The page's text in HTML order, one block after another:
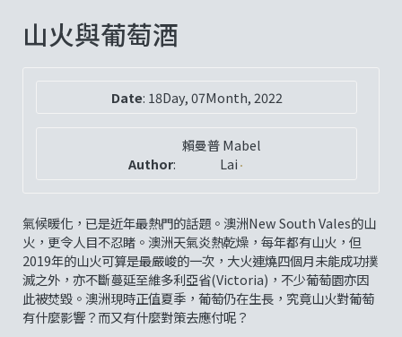
山火與葡萄酒
Date: 18Day, 07Month, 2022
Author:
賴曼普 Mabel
Lai
氣候暖化，已是近年最熱門的話題。澳洲New South Vales的山
火，更令人目不忍睹。澳洲天氣炎熱乾燥，每年都有山火，但
2019年的山火可算是最嚴峻的一次，大火連燒四個月未能成功撲
滅之外，亦不斷蔓延至維多利亞省(Victoria)，不少葡萄園亦因
此被焚毀。澳洲現時正值夏季，葡萄仍在生長，究竟山火對葡萄
有什麼影響？而又有什麼對策去應付呢？